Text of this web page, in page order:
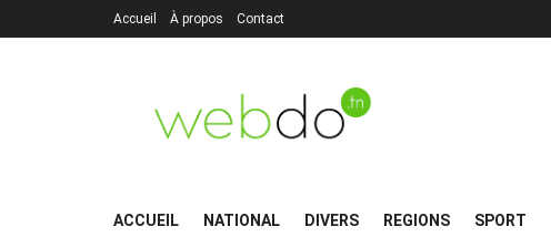
Accueil À propos Contact
ACCUEIL NATIONAL DIVERS REGIONS SPORT